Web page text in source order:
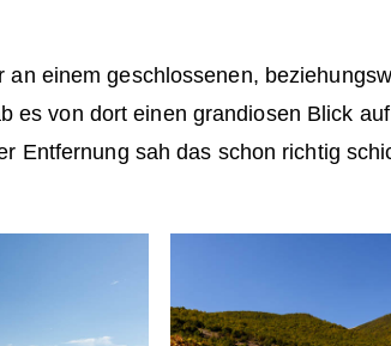
einem geschlossenen,
es von dort einen grandiosen Blick
Entfernung sah das schon richtig